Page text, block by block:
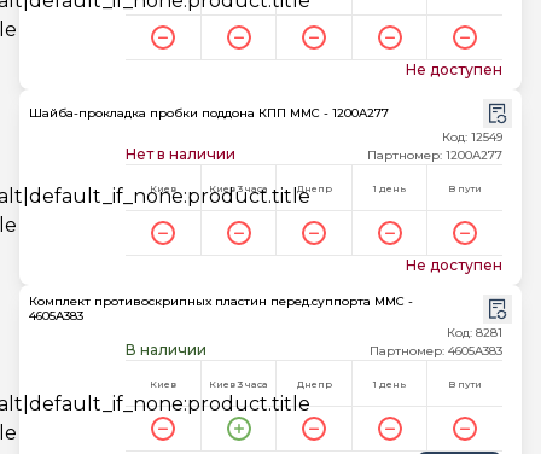
Не доступен
Шайба-прокладка пробки поддона КПП MMC - 1200A277
Нет в наличии
Код: 12549
Партномер: 1200A277
Киев Киев 3 часа Днепр 1 день В пути
Не доступен
Комплект противоскрипных пластин перед.суппорта MMC -
4605A383
В наличии
Код: 8281
Партномер: 4605A383
Киев Киев 3 часа Днепр 1 день В пути